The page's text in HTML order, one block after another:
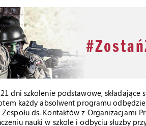
dni szkolenie podstawowe, składające
każdy absolwent programu
ds. Kontaktów z Organizacjami
nauki w szkole i odbyciu służby